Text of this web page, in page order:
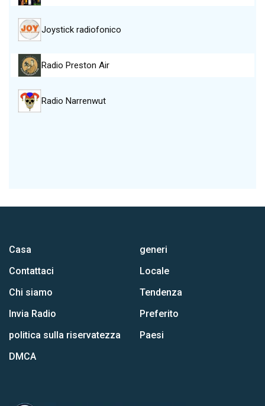
Joystick radiofonico
Radio Preston Air
Radio Narrenwut
Casa
Contattaci
Chi siamo
Invia Radio
politica sulla riservatezza
DMCA
generi
Locale
Tendenza
Preferito
Paesi